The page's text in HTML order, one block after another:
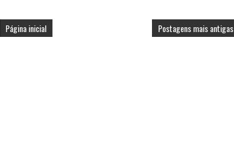
Postagens mais antigas
Página inicial